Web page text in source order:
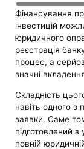
Фінансування
інвестицій
юридичного
реєстрація
процес, а
значні
Складність
навіть одного з
заявки. Саме
підготовлений
повній